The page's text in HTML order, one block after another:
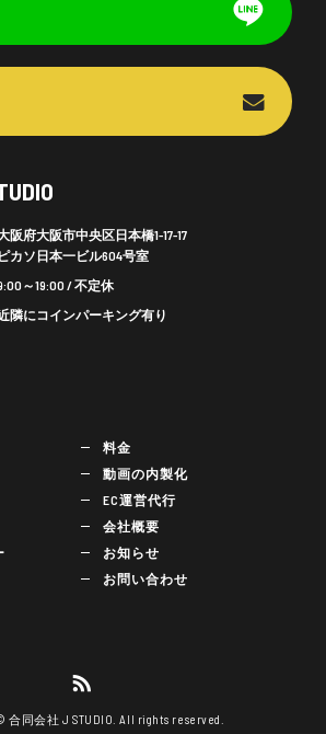
阪府大阪市中央区日本橋1-17-17
ピカソ日本一ビル604号室
～19:00 / 不定休
隣にコインパーキング有り
料金
動画の内製化
EC運営代行
会社概要
お知らせ
お問い合わせ
合同会社 J STUDIO. All rights reserved.